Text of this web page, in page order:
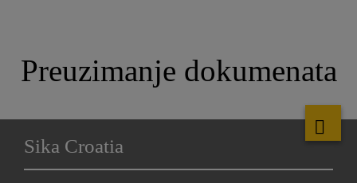
Preuzimanje dokumenata
Sika Croatia